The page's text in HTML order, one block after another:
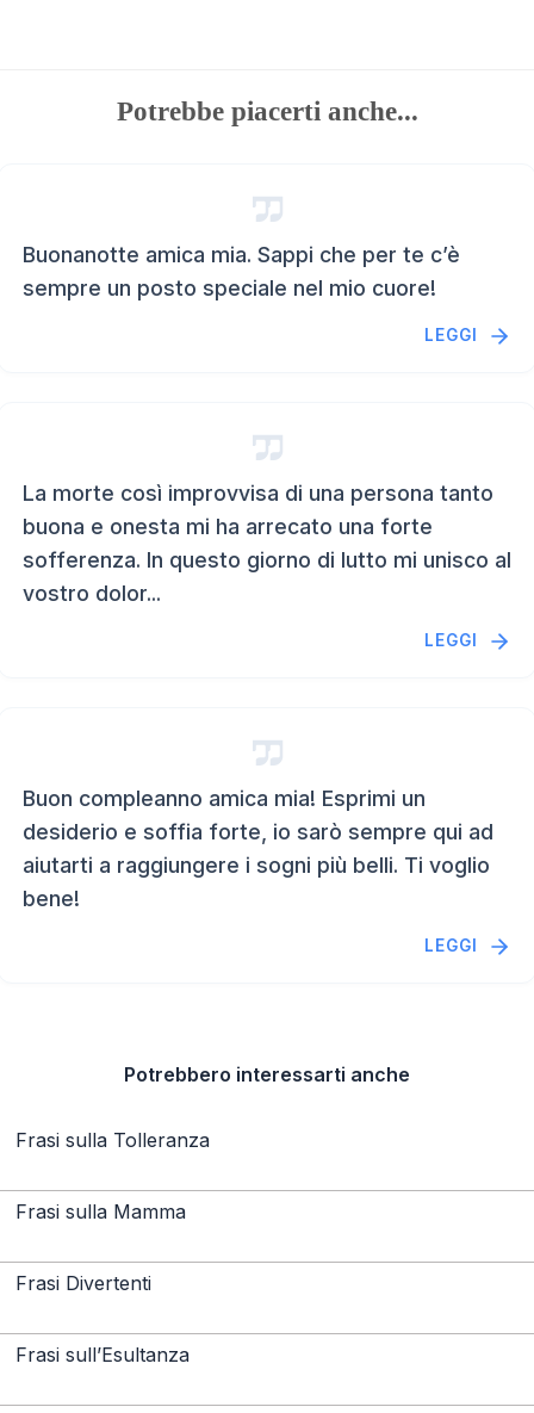
Potrebbe piacerti anche...
Buonanotte amica mia. Sappi che per te c’è
sempre un posto speciale nel mio cuore!
LEGGI
La morte così improvvisa di una persona tanto
buona e onesta mi ha arrecato una forte
sofferenza. In questo giorno di lutto mi unisco al
vostro dolor...
LEGGI
Buon compleanno amica mia! Esprimi un
desiderio e soffia forte, io sarò sempre qui ad
aiutarti a raggiungere i sogni più belli. Ti voglio
bene!
LEGGI
Potrebbero interessarti anche
Frasi sulla Tolleranza
Frasi sulla Mamma
Frasi Divertenti
Frasi sull’Esultanza